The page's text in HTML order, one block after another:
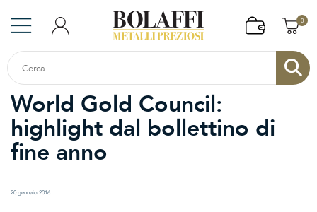
0
World Gold Council:
highlight dal bollettino di
fine anno
20 gennaio 2016